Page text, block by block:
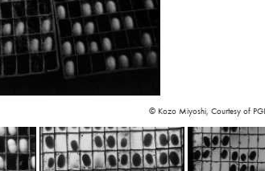
© Kozo Miyoshi, Courtesy of PGI